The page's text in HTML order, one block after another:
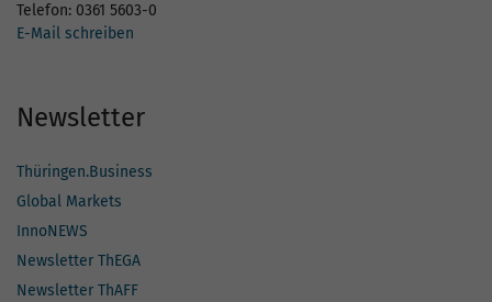
Telefon: 0361 5603-0
E-Mail schreiben
Newsletter
Thüringen.Business
Global Markets
InnoNEWS
Newsletter ThEGA
Newsletter ThAFF